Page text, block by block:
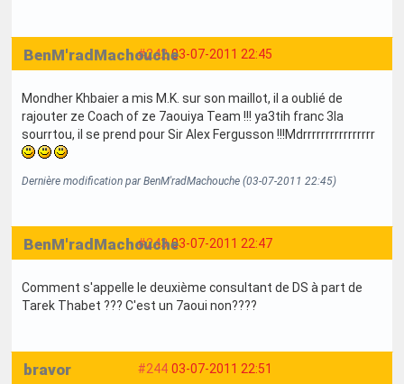
#242 03-07-2011 22:45
BenM'radMachouche
Mondher Khbaier a mis M.K. sur son maillot, il a oublié de
rajouter ze Coach of ze 7aouiya Team !!! ya3tih franc 3la
sourrtou, il se prend pour Sir Alex Fergusson !!!Mdrrrrrrrrrrrrrrrr
Dernière modification par BenM'radMachouche (03-07-2011 22:45)
#243 03-07-2011 22:47
BenM'radMachouche
Comment s'appelle le deuxième consultant de DS à part de
Tarek Thabet ??? C'est un 7aoui non????
#244 03-07-2011 22:51
bravor